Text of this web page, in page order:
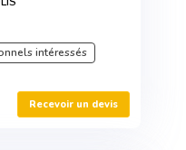
intéressés
Recevoir un devis